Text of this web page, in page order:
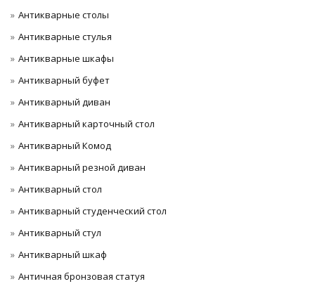
Антикварные столы
Антикварные стулья
Антикварные шкафы
Антикварный буфет
Антикварный диван
Антикварный карточный стол
Антикварный Комод
Антикварный резной диван
Антикварный стол
Антикварный студенческий стол
Антикварный стул
Антикварный шкаф
Античная бронзовая статуя